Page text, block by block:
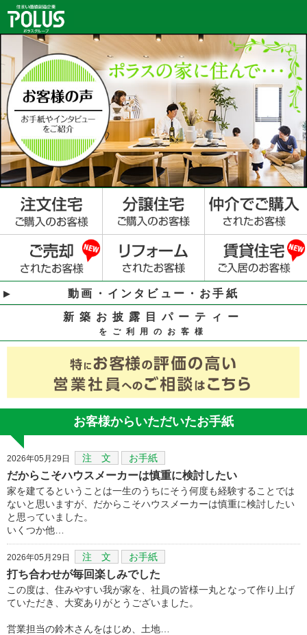
動画・インタビュー・お手紙
新築お披露目パーティー
をご利用のお客様
お客様からいただいたお手紙
2026年05月29日 注 文 お手紙
だからこそハウスメーカーは慎重に検討したい
家を建てるということは一生のうちにそう何度も経験することでは
ないと思いますが、だからこそハウスメーカーは慎重に検討したい
と思っていました。
いくつか他…
2026年05月29日 注 文 お手紙
打ち合わせが毎回楽しみでした
この度は、住みやすい我が家を、社員の皆様一丸となって作り上げ
ていただき、大変ありがとうございました。
営業担当の鈴木さんをはじめ、土地…